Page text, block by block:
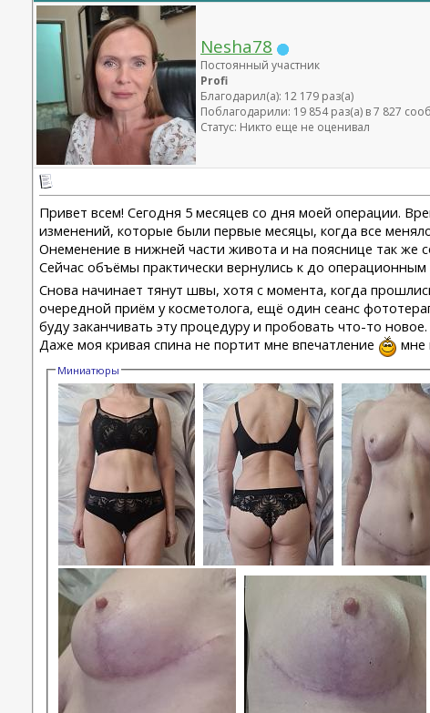
Nesha78
Постоянный участник
Profi
Благодарил(а): 12 179 раз(а)
Поблагодарили: 19 854 раз(а) в 7 827
Статус: Никто еще не оценивал
Привет всем! Сегодня 5 месяцев со дня моей операции.
изменений, которые были первые месяцы, когда все
Онеменение в нижней части живота и на пояснице так же
Сейчас объёмы практически вернулись к до
Снова начинает тянут швы, хотя с момента, когда
очередной приём у косметолога, ещё один сеанс
буду заканчивать эту процедуру и пробовать что-то новое.
Даже моя кривая спина не портит мне впечатление
мне
Миниатюры